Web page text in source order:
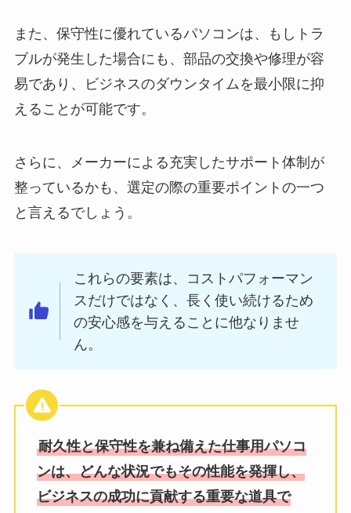
また、保守性に優れているパソコンは、もしトラ
ブルが発生した場合にも、部品の交換や修理が容
易であり、ビジネスのダウンタイムを最小限に抑
えることが可能です。
さらに、メーカーによる充実したサポート体制が
整っているかも、選定の際の重要ポイントの一つ
と言えるでしょう。
これらの要素は、コストパフォーマン
スだけではなく、長く使い続けるため
の安心感を与えることに他なりませ
ん。
耐久性と保守性を兼ね備えた仕事用パソコ
ンは、どんな状況でもその性能を発揮し、
ビジネスの成功に貢献する重要な道具で